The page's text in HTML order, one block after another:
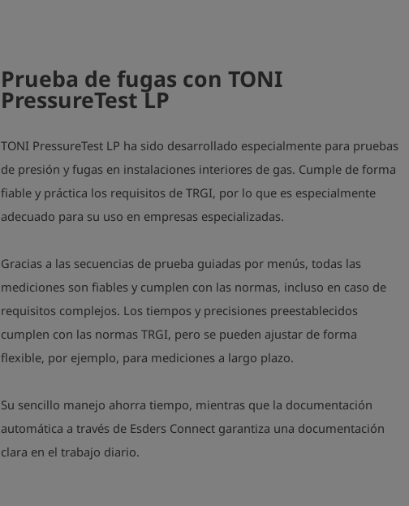
Prueba de fugas con TONI
PressureTest LP
TONI PressureTest LP ha sido desarrollado especialmente para pruebas
de presión y fugas en instalaciones interiores de gas. Cumple de forma
fiable y práctica los requisitos de TRGI, por lo que es especialmente
adecuado para su uso en empresas especializadas.
Gracias a las secuencias de prueba guiadas por menús, todas las
mediciones son fiables y cumplen con las normas, incluso en caso de
requisitos complejos. Los tiempos y precisiones preestablecidos
cumplen con las normas TRGI, pero se pueden ajustar de forma
flexible, por ejemplo, para mediciones a largo plazo.
Su sencillo manejo ahorra tiempo, mientras que la documentación
automática a través de Esders Connect garantiza una documentación
clara en el trabajo diario.